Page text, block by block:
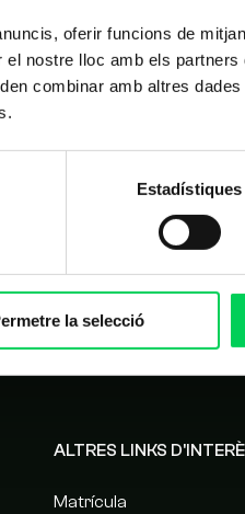
oferir funcions de
nostre lloc amb els
combinar amb altres
Estadístiques
la selecció
ALTRES LINKS
Matrícula